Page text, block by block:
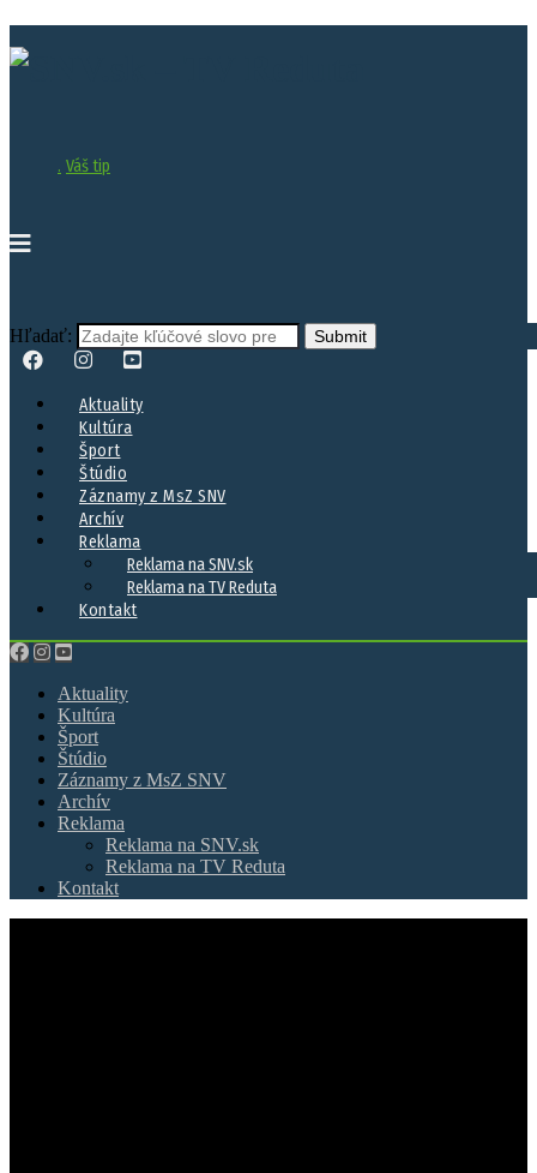
. Váš tip
Hľadať:
Aktuality
Kultúra
Šport
Štúdio
Záznamy z MsZ SNV
Archív
Reklama
Reklama na SNV.sk
Reklama na TV Reduta
Kontakt
Aktuality
Kultúra
Šport
Štúdio
Záznamy z MsZ SNV
Archív
Reklama
Reklama na SNV.sk
Reklama na TV Reduta
Kontakt